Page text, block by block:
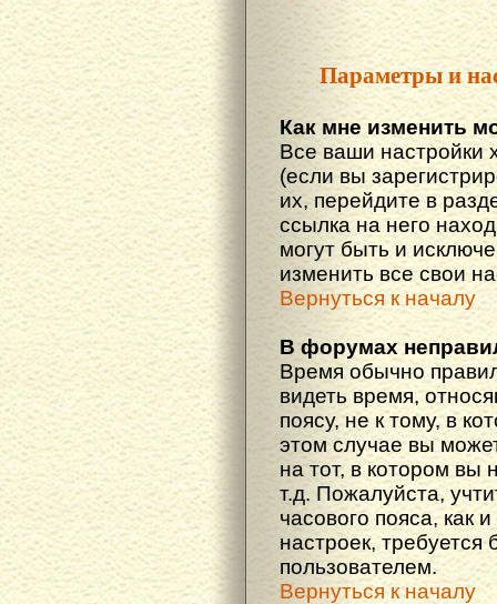
Параметры и
Как мне изменить
Все ваши настройки
(если вы
их, перейдите в
ссылка на него
могут быть и
изменить все свои
Вернуться к началу
В форумах
Время обычно
видеть время,
поясу, не к тому, в
этом случае вы
на тот, в котором вы
т.д. Пожалуйста,
часового пояса, как
настроек,
пользователем.
Вернуться к началу